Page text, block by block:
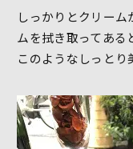
しっかりとクリーム
ムを拭き取ってある
このようなしっとり